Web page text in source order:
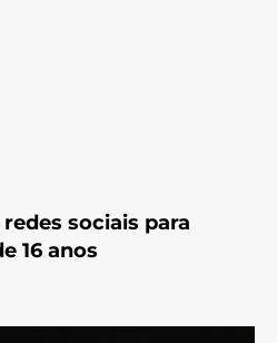
sociais para
16 anos